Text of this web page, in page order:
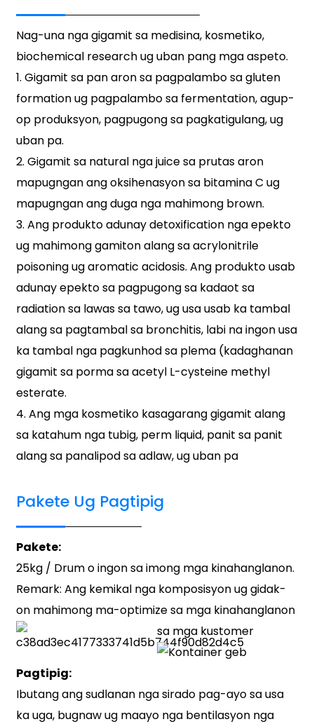
Nag-una nga gigamit sa medisina, kosmetiko,
biochemical research ug uban pang mga aspeto.
1. Gigamit sa pan aron sa pagpalambo sa gluten
formation ug pagpalambo sa fermentation, agup-
op produksyon, pagpugong sa pagkatigulang, ug
uban pa.
2. Gigamit sa natural nga juice sa prutas aron
mapugngan ang oksihenasyon sa bitamina C ug
mapugngan ang duga nga mahimong brown.
3. Ang produkto adunay detoxification nga epekto
ug mahimong gamiton alang sa acrylonitrile
poisoning ug aromatic acidosis. Ang produkto usab
adunay epekto sa pagpugong sa kadaot sa
radiation sa lawas sa tawo, ug usa usab ka tambal
alang sa pagtambal sa bronchitis, labi na ingon usa
ka tambal nga pagkunhod sa plema (kadaghanan
gigamit sa porma sa acetyl L-cysteine ​​​​methyl
esterate.
4. Ang mga kosmetiko kasagarang gigamit alang
sa katahum nga tubig, perm liquid, panit sa panit
alang sa panalipod sa adlaw, ug uban pa
Pakete Ug Pagtipig
Pakete:
25kg / Drum o ingon sa imong mga kinahanglanon.
Remark: Ang kemikal nga komposisyon ug gidak-
on mahimong ma-optimize sa mga kinahanglanon
sa mga kustomer
Pagtipig:
Ibutang ang sudlanan nga sirado pag-ayo sa usa
ka uga, bugnaw ug maayo nga bentilasyon nga